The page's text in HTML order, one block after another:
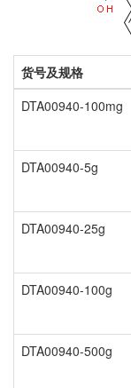
货号及规格
DTA00940-100mg
DTA00940-5g
DTA00940-25g
DTA00940-100g
DTA00940-500g